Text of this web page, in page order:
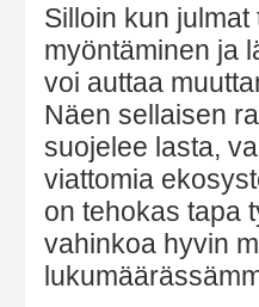
Silloin kun
myöntäminen ja
voi auttaa
Näen sellaisen
suojelee lasta,
viattomia
on tehokas tapa
vahinkoa hyvin